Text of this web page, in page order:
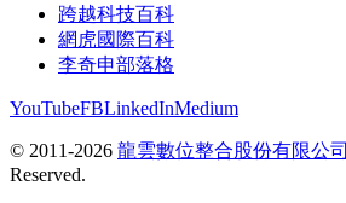
跨越科技百科
網虎國際百科
李奇申部落格
YouTubeFBLinkedInMedium
© 2011-2026 龍雲數位整合股份有限公司
Reserved.